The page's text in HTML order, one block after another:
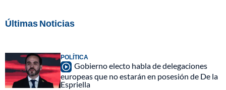
Últimas Noticias
POLÍTICA
Gobierno electo habla de delegaciones
europeas que no estarán en posesión de De la
Espriella